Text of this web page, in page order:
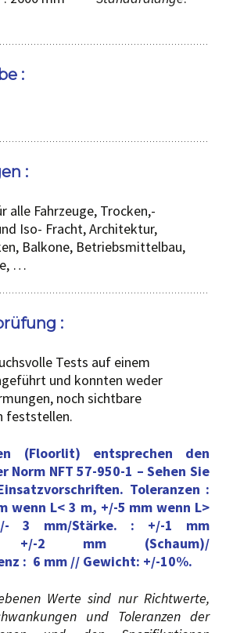
:
:
alle Fahrzeuge, Trocken,-
Iso- Fracht, Architektur,
Balkone, Betriebsmittelbau,
…
:
Tests auf einem
und konnten weder
noch sichtbare
feststellen.
(Floorlit) entsprechen den
Norm NFT 57-950-1 – Sehen Sie
Toleranzen :
wenn L< 3 m, +/-5 mm wenn L>
3 mm/Stärke. : +/-1 mm
+/-2 mm (Schaum)/
: 6 mm // Gewicht: +/-10%.
Werte sind nur Richtwerte,
und Toleranzen der